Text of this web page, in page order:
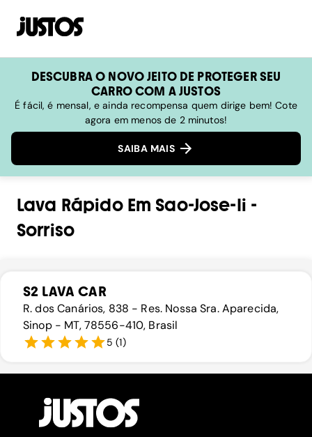
DESCUBRA O NOVO JEITO DE PROTEGER SEU
CARRO COM A JUSTOS
É fácil, é mensal, e ainda recompensa quem dirige bem! Cote
agora em menos de 2 minutos!
SAIBA MAIS
Lava RápidoEm Sao-Jose-Ii -
Sorriso
S2 LAVA CAR
R. dos Canários, 838 - Res. Nossa Sra. Aparecida,
Sinop - MT, 78556-410, Brasil
5 (1)